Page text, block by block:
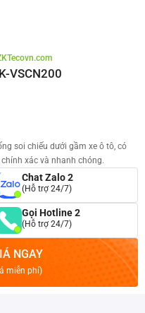
VSCN200
soi chiếu dưới gầm xe ô tô, có
xác và nhanh chóng.
Chat Zalo 2
(Hỗ trợ 24/7)
Gọi Hotline 2
(Hỗ trợ 24/7)
NGAY
miễn phí)